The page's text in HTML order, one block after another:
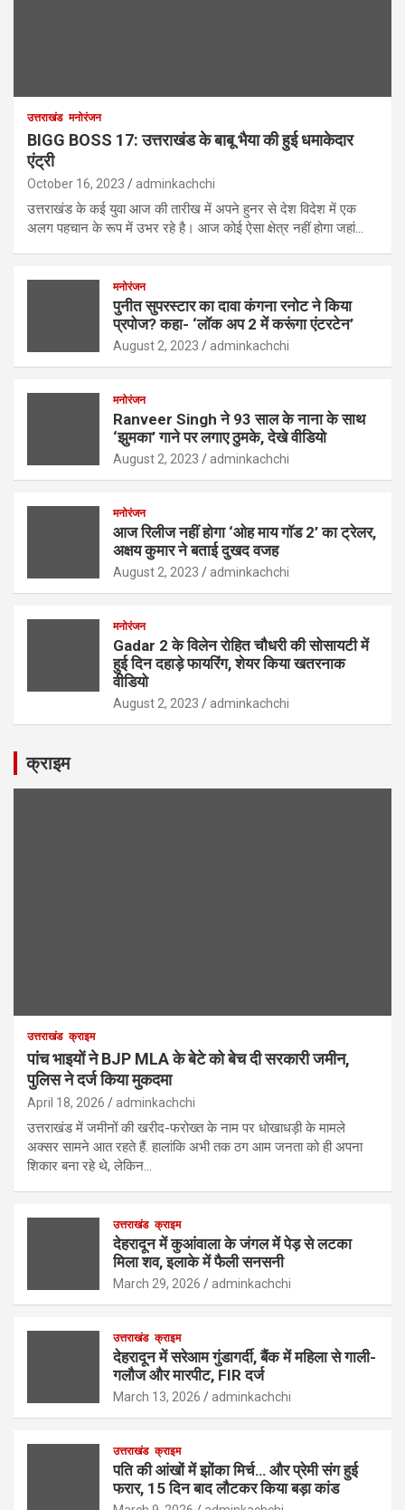
उत्तराखंड मनोरंजन
BIGG BOSS 17: उत्तराखंड के बाबू भैया की हुई धमाकेदार
एंट्री
October 16, 2023 adminkachchi
उत्तराखंड के कई युवा आज की तारीख में अपने हुनर से देश विदेश में एक
अलग पहचान के रूप में उभर रहे है। आज कोई ऐसा क्षेत्र नहीं होगा जहां…
मनोरंजन
पुनीत सुपरस्टार का दावा कंगना रनोट ने किया
प्रपोज? कहा- ‘लॉक अप 2 में करूंगा एंटरटेन’
August 2, 2023 adminkachchi
मनोरंजन
Ranveer Singh ने 93 साल के नाना के साथ
‘झुमका’ गाने पर लगाए ठुमके, देखे वीडियो
August 2, 2023 adminkachchi
मनोरंजन
आज रिलीज नहीं होगा ‘ओह माय गॉड 2’ का ट्रेलर,
अक्षय कुमार ने बताई दुखद वजह
August 2, 2023 adminkachchi
मनोरंजन
Gadar 2 के विलेन रोहित चौधरी की सोसायटी में
हुई दिन दहाड़े फायरिंग, शेयर किया खतरनाक
वीडियो
August 2, 2023 adminkachchi
क्राइम
उत्तराखंड क्राइम
पांच भाइयों ने BJP MLA के बेटे को बेच दी सरकारी जमीन,
पुलिस ने दर्ज किया मुकदमा
April 18, 2026 adminkachchi
उत्तराखंड में जमीनों की खरीद-फरोख्त के नाम पर धोखाधड़ी के मामले
अक्सर सामने आत रहते हैं. हालांकि अभी तक ठग आम जनता को ही अपना
शिकार बना रहे थे, लेकिन…
उत्तराखंड क्राइम
देहरादून में कुआंवाला के जंगल में पेड़ से लटका
मिला शव, इलाके में फैली सनसनी
March 29, 2026 adminkachchi
उत्तराखंड क्राइम
देहरादून में सरेआम गुंडागर्दी, बैंक में महिला से गाली-
गलौज और मारपीट, FIR दर्ज
March 13, 2026 adminkachchi
उत्तराखंड क्राइम
पति की आंखों में झोंका मिर्च… और प्रेमी संग हुई
फरार, 15 दिन बाद लौटकर किया बड़ा कांड